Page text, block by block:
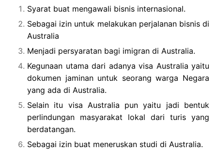
Syarat buat mengawali bisnis internasional.
Sebagai izin untuk melakukan perjalanan bisnis di
Australia
Menjadi persyaratan bagi imigran di Australia.
Kegunaan utama dari adanya visa Australia yaitu
dokumen jaminan untuk seorang warga Negara
yang ada di Australia.
Selain itu visa Australia pun yaitu jadi bentuk
perlindungan masyarakat lokal dari turis yang
berdatangan.
Sebagai izin buat meneruskan studi di Australia.